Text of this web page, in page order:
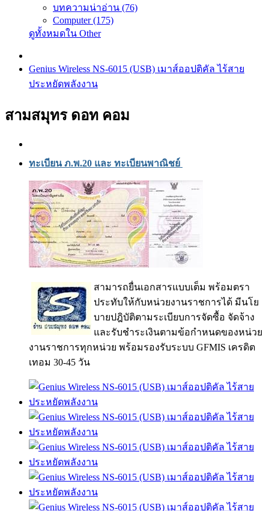
บทความน่าอ่าน (76)
Computer (175)
ดูทั้งหมดใน Other
Genius Wireless NS-6015 (USB) เมาส์ออปติคัล ไร้สาย
ประหยัดพลังงาน
สามสมุทร ดอท คอม
ทะเบียน ภ.พ.20 และ ทะเบียนพาณิชย์
สามารถยื่นเอกสารแบบเต็ม พร้อมตรา
ประทับให้กับหน่วยงานราชการได้ มีนโย
บายปฎิบัติตามระเบียบการจัดซื้อ จัดจ้าง
และรับชำระเงินตามข้อกำหนดของหน่วย
งานราชการทุกหน่วย พร้อมรองรับระบบ GFMIS เครดิต
เทอม 30-45 วัน